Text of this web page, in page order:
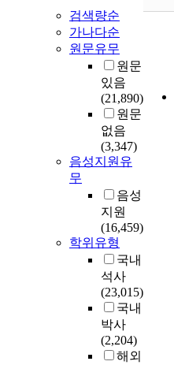
검색량순
가나다순
원문유무
원문
있음
(21,890)
원문
없음
(3,347)
음성지원유
무
음성
지원
(16,459)
학위유형
국내
석사
(23,015)
국내
박사
(2,204)
해외